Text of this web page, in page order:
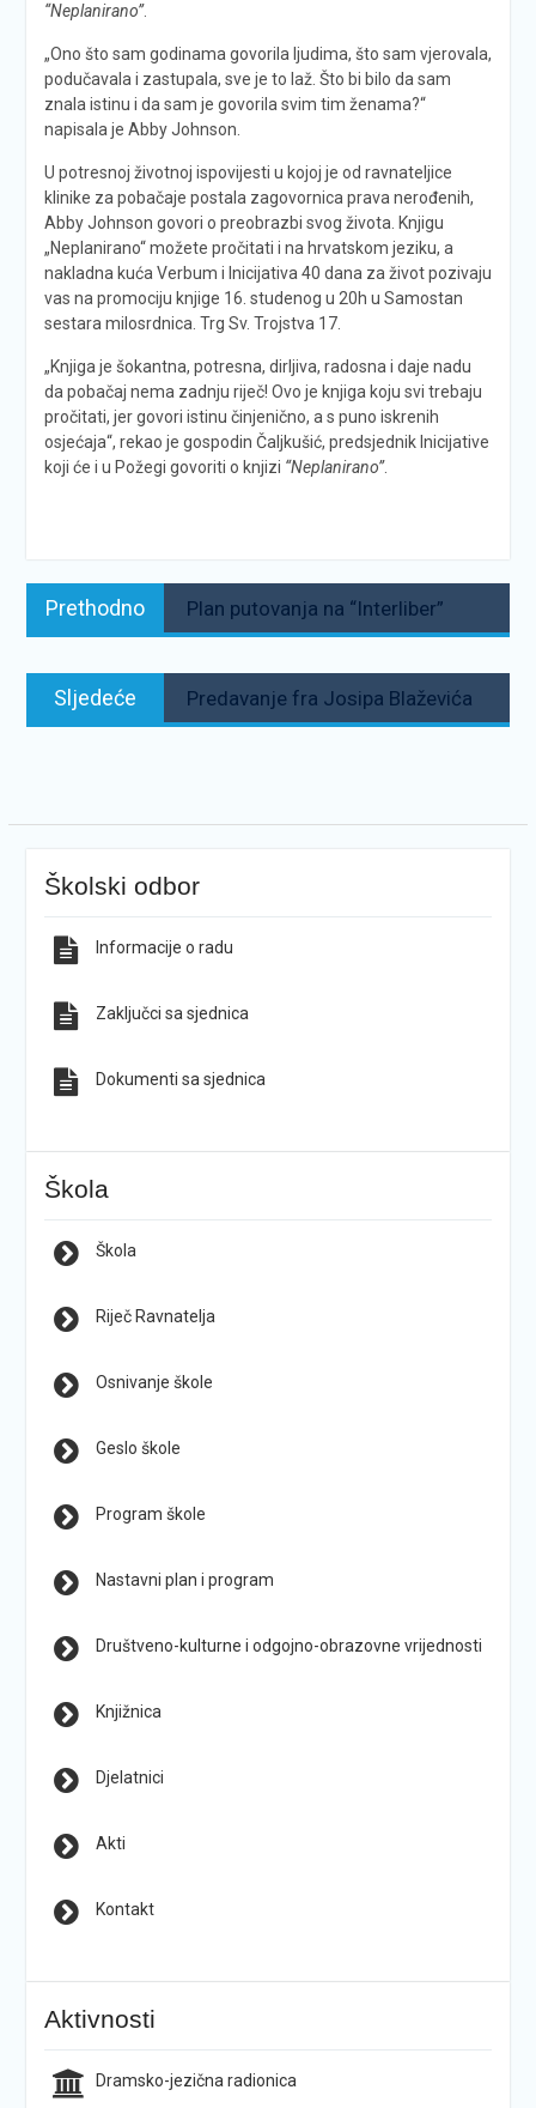
“Neplanirano”.
„Ono što sam godinama govorila ljudima, što sam vjerovala,
podučavala i zastupala, sve je to laž. Što bi bilo da sam
znala istinu i da sam je govorila svim tim ženama?“
napisala je Abby Johnson.
U potresnoj životnoj ispovijesti u kojoj je od ravnateljice
klinike za pobačaje postala zagovornica prava nerođenih,
Abby Johnson govori o preobrazbi svog života. Knjigu
„Neplanirano“ možete pročitati i na hrvatskom jeziku, a
nakladna kuća Verbum i Inicijativa 40 dana za život pozivaju
vas na promociju knjige 16. studenog u 20h u Samostan
sestara milosrdnica. Trg Sv. Trojstva 17.
„Knjiga je šokantna, potresna, dirljiva, radosna i daje nadu
da pobačaj nema zadnju riječ! Ovo je knjiga koju svi trebaju
pročitati, jer govori istinu činjenično, a s puno iskrenih
osjećaja“, rekao je gospodin Čaljkušić, predsjednik Inicijative
koji će i u Požegi govoriti o knjizi “Neplanirano”.
Navigacija
objava
Prethodno Plan putovanja na “Interliber”
Sljedeće Predavanje fra Josipa Blaževića
Školski odbor
Informacije o radu
Zaključci sa sjednica
Dokumenti sa sjednica
Škola
Škola
Riječ Ravnatelja
Osnivanje škole
Geslo škole
Program škole
Nastavni plan i program
Društveno-kulturne i odgojno-obrazovne vrijednosti
Knjižnica
Djelatnici
Akti
Kontakt
Aktivnosti
Dramsko-jezična radionica